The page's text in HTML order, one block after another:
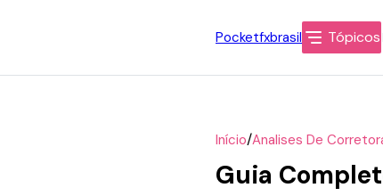
Pocketfxbrasil Tópicos
Início/Analises De
Guia